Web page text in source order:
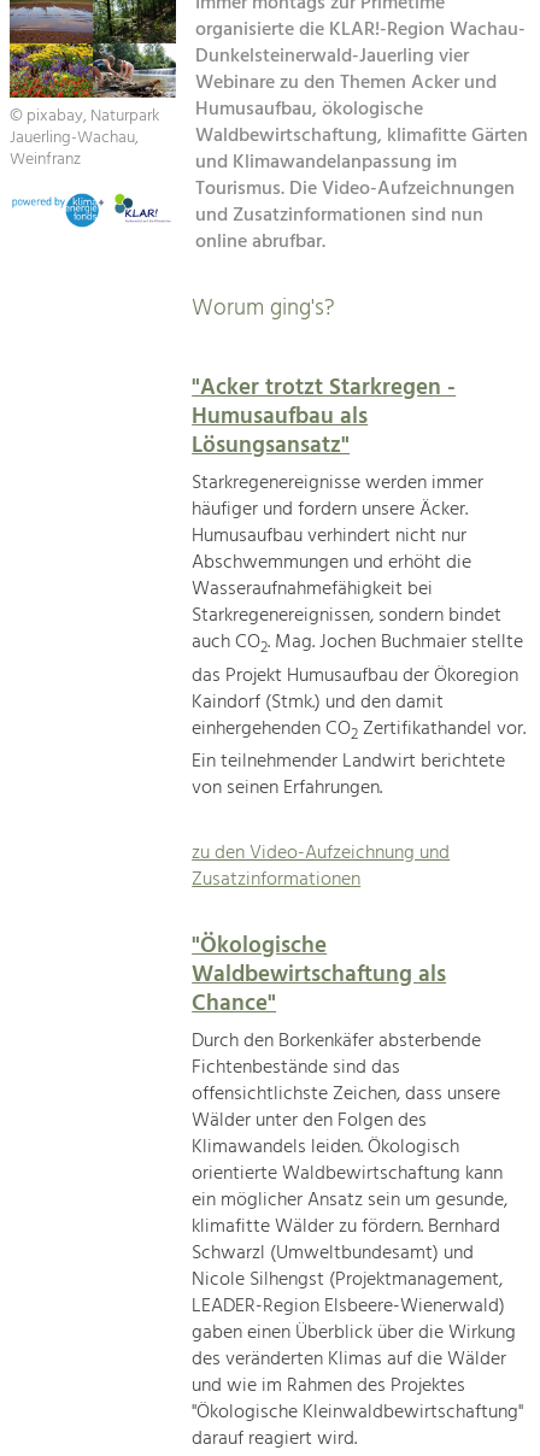
Kirchen am Fluss
Suche
Impressum
Kontakt
Tourismus
Angebotsentwicklung und
Positionierung.
Kunst & Kultur
Handwerk, Wissenschaft und Forschung.
Gleichberechtigung, Jugend und
Mobilität & Energie
Klimawandel, öffentlicher Verkehr und
erneuerbare Energie
Steigerung regionaler Wertschöpfung
© pixabay, Naturpark
Jauerling-Wachau,
Weinfranz
organisierte die KLAR!-Region Wachau-
Dunkelsteinerwald-Jauerling vier
Webinare zu den Themen Acker und
Humusaufbau, ökologische
Waldbewirtschaftung, klimafitte Gärten
und Klimawandelanpassung im
Tourismus. Die Video-Aufzeichnungen
und Zusatzinformationen sind nun
online abrufbar.
Worum ging's?
"Acker trotzt Starkregen -
Humusaufbau als
Lösungsansatz"
Starkregenereignisse werden immer
häufiger und fordern unsere Äcker.
Humusaufbau verhindert nicht nur
Abschwemmungen und erhöht die
Wasseraufnahmefähigkeit bei
Starkregenereignissen, sondern bindet
auch CO2. Mag. Jochen Buchmaier stellte
das Projekt Humusaufbau der Ökoregion
Kaindorf (Stmk.) und den damit
einhergehenden CO2Zertifikathandel vor.
Ein teilnehmender Landwirt berichtete
von seinen Erfahrungen.
zu den Video-Aufzeichnung und
Zusatzinformationen
"Ökologische
Waldbewirtschaftung als
Chance"
Durch den Borkenkäfer absterbende
Fichtenbestände sind das
offensichtlichste Zeichen, dass unsere
Wälder unter den Folgen des
Klimawandels leiden. Ökologisch
orientierte Waldbewirtschaftung kann
ein möglicher Ansatz sein um gesunde,
klimafitte Wälder zu fördern. Bernhard
Schwarzl (Umweltbundesamt) und
Nicole Silhengst (Projektmanagement,
LEADER-Region Elsbeere-Wienerwald)
gaben einen Überblick über die Wirkung
des veränderten Klimas auf die Wälder
und wie im Rahmen des Projektes
"Ökologische Kleinwaldbewirtschaftung"
darauf reagiert wird.